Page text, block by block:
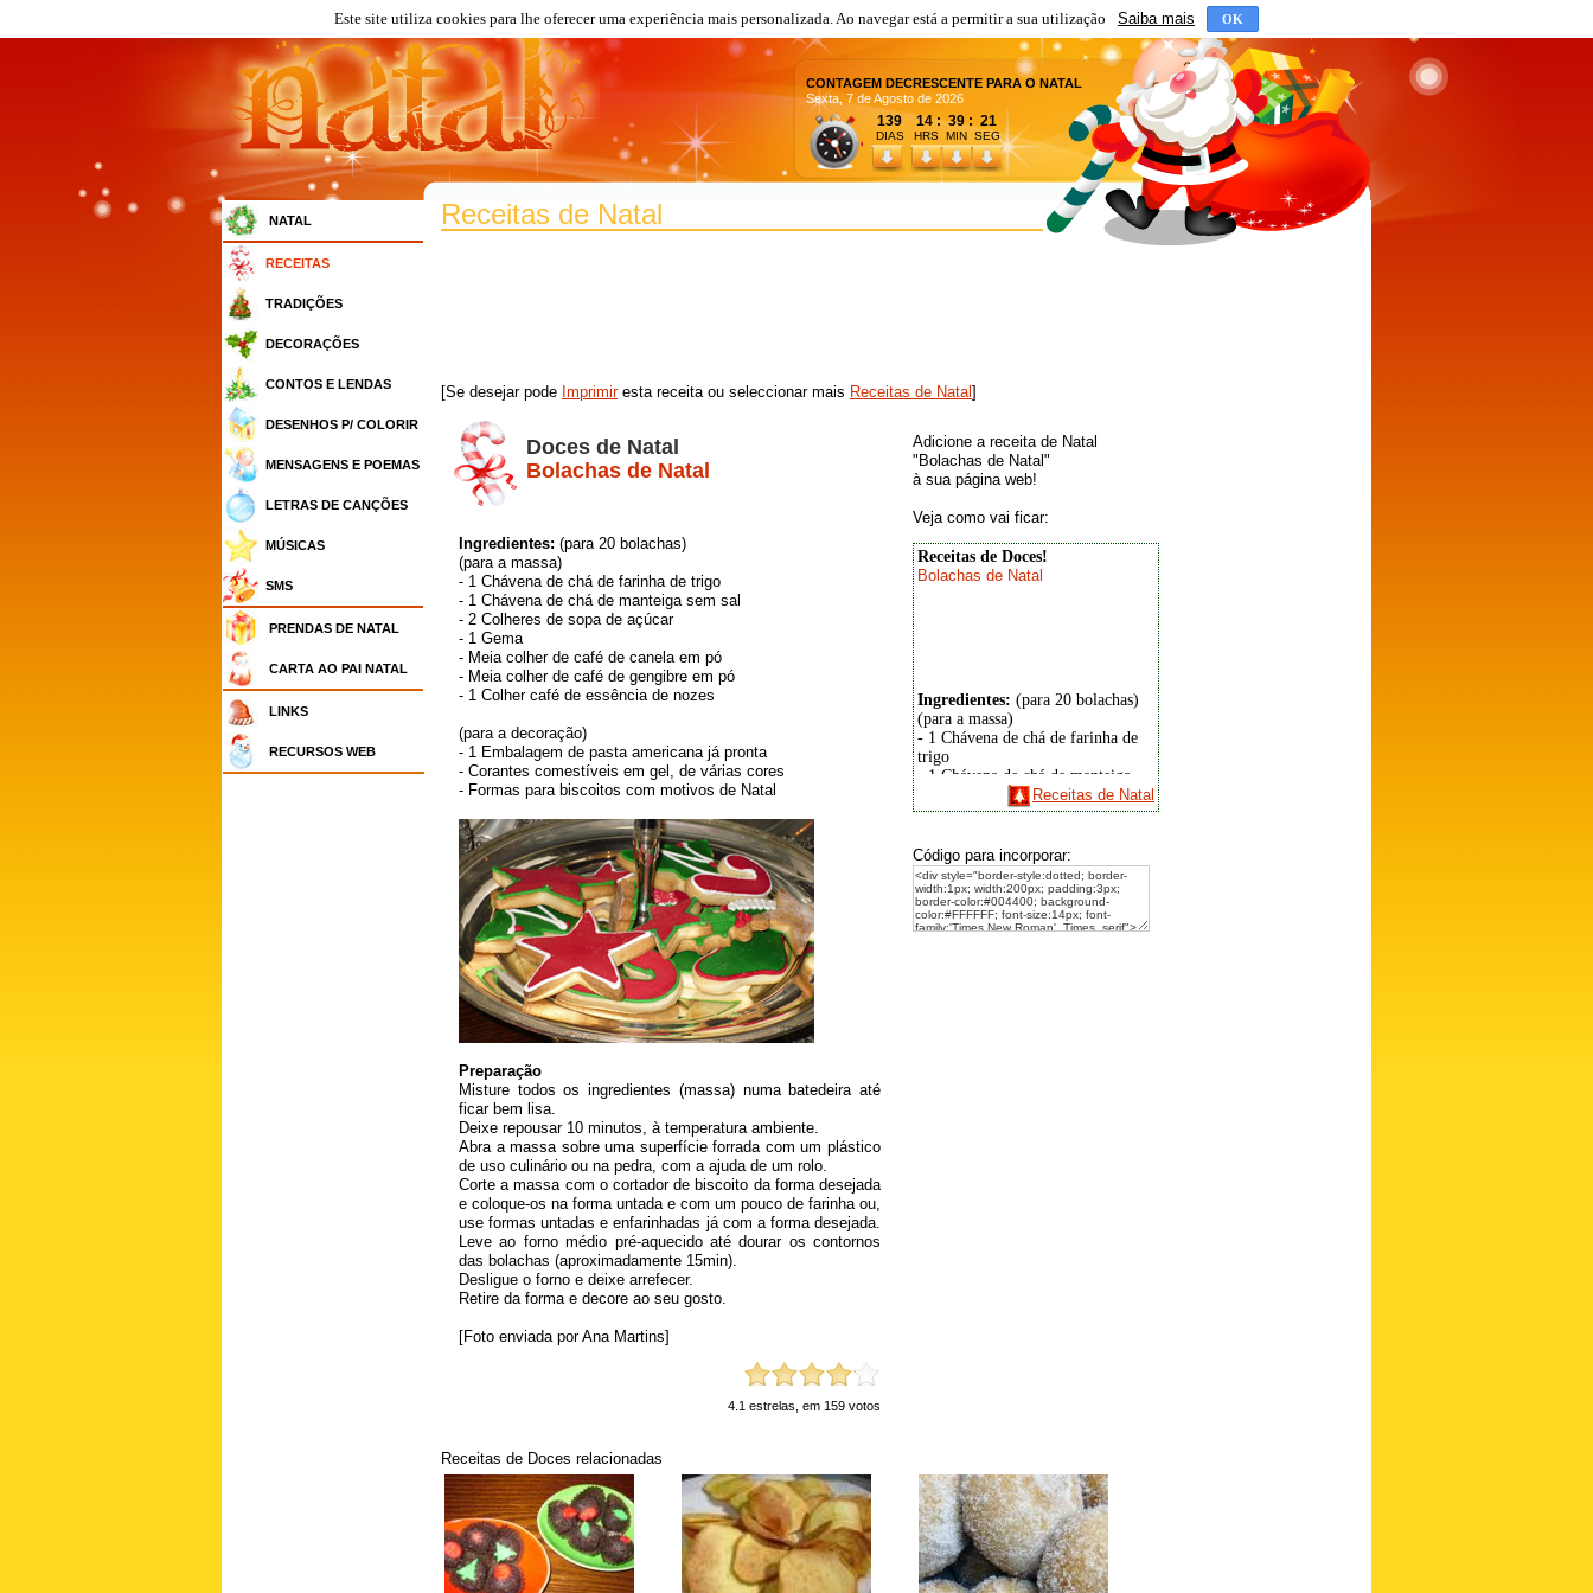
Este site utiliza cookies para lhe oferecer uma experiência mais personalizada. Ao navegar está a permitir a sua utilização Saiba mais OK
CONTAGEM DECRESCENTE PARA O NATAL
Sexta, 7 de Agosto de 2026
139 14 : 39 : 21
DIAS HRS MIN SEG
NATAL
RECEITAS
TRADIÇÕES
DECORAÇÕES
CONTOS E LENDAS
DESENHOS P/ COLORIR
MENSAGENS E POEMAS
LETRAS DE CANÇÕES
MÚSICAS
SMS
PRENDAS DE NATAL
CARTA AO PAI NATAL
LINKS
RECURSOS WEB
Receitas de Natal
[Se desejar pode Imprimiresta receita ou seleccionar mais Receitas de Natal]
Doces de Natal
Bolachas de Natal
Ingredientes: (para 20 bolachas)
(para a massa)
- 1 Chávena de chá de farinha de trigo
- 1 Chávena de chá de manteiga sem sal
- 2 Colheres de sopa de açúcar
- 1 Gema
- Meia colher de café de canela em pó
- Meia colher de café de gengibre em pó
- 1 Colher café de essência de nozes
(para a decoração)
- 1 Embalagem de pasta americana já pronta
- Corantes comestíveis em gel, de várias cores
- Formas para biscoitos com motivos de Natal
Preparação
Misture todos os ingredientes (massa) numa batedeira até
ficar bem lisa.
Deixe repousar 10 minutos, à temperatura ambiente.
Abra a massa sobre uma superfície forrada com um plástico
de uso culinário ou na pedra, com a ajuda de um rolo.
Corte a massa com o cortador de biscoito da forma desejada
e coloque-os na forma untada e com um pouco de farinha ou,
use formas untadas e enfarinhadas já com a forma desejada.
Leve ao forno médio pré-aquecido até dourar os contornos
das bolachas (aproximadamente 15min).
Desligue o forno e deixe arrefecer.
Retire da forma e decore ao seu gosto.
[Foto enviada por Ana Martins]
4.1 estrelas, em 159 votos
Adicione a receita de Natal
"Bolachas de Natal"
à sua página web!
Veja como vai ficar:
Receitas de Doces!
Bolachas de Natal
Ingredientes: (para 20 bolachas)
(para a massa)
- 1 Chávena de chá de farinha de
trigo
- 1 Chávena de chá de manteiga
- 2 Colheres de sopa de açúcar
- Meia colher de café de canela
em pó
- Meia colher de café de gengibre
em pó
- 1 Colher café de essência de
Abra a massa sobre uma
superfície forrada com um
plástico de uso culinário ou na
pedra, com a ajuda de um rolo.
Corte a massa com o cortador de
biscoito da forma desejada e
Receitas de Natal
Código para incorporar:
Receitas de Doces relacionadas